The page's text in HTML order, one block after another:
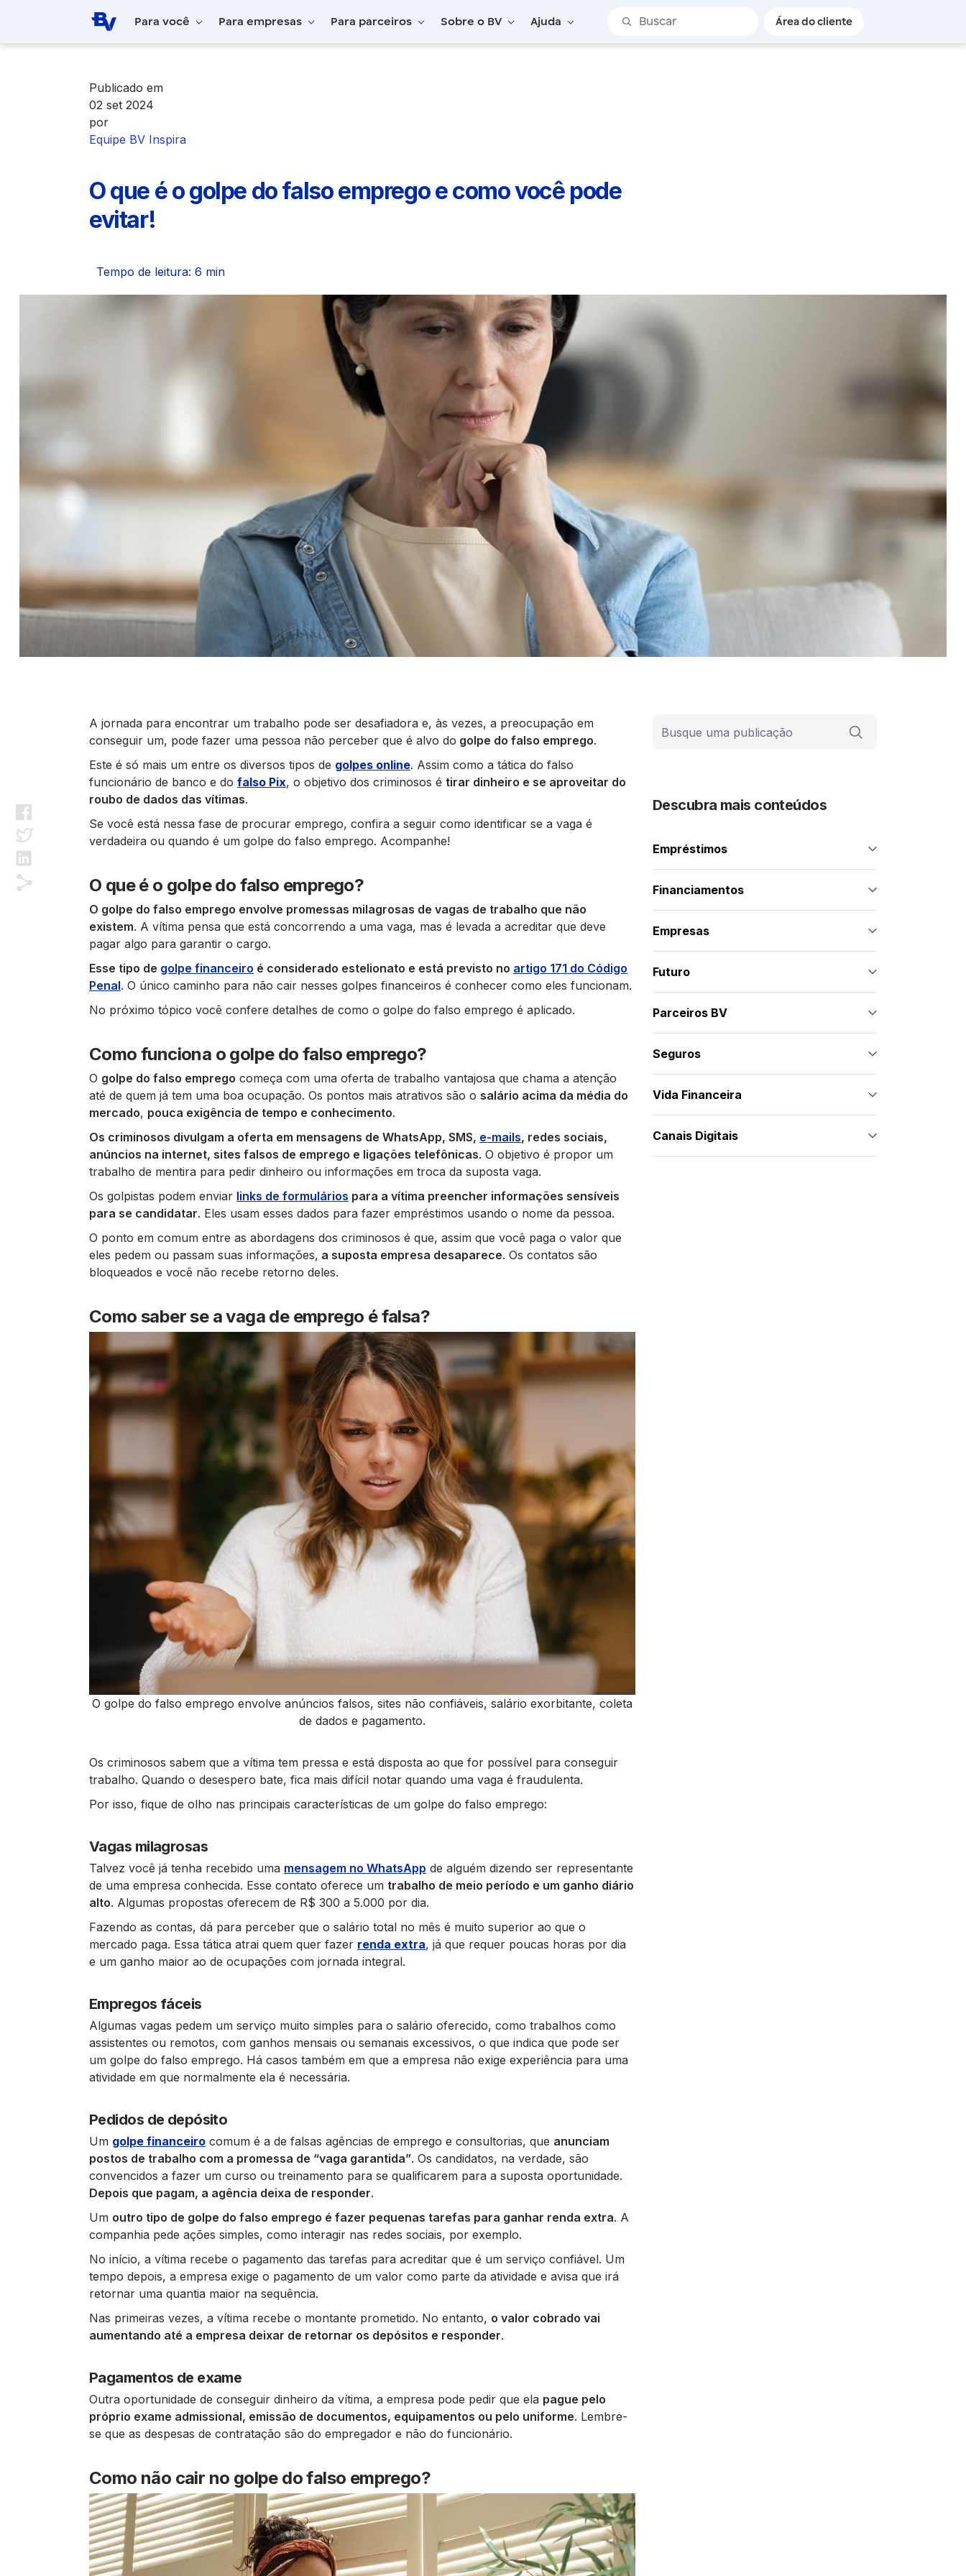
Pular para o Conteúdo principal
Para você Para empresas Para parceiros Sobre o BV Ajuda
Barra de busca
Área do cliente
Publicado em
02 set 2024
por
Equipe BV Inspira
O que é o golpe do falso emprego e como você pode
evitar!
Tempo de leitura: 6 min
A jornada para encontrar um trabalho pode ser desafiadora e, às vezes, a preocupação em
conseguir um, pode fazer uma pessoa não perceber que é alvo do golpe do falso emprego.
Este é só mais um entre os diversos tipos de golpes online. Assim como a tática do falso
funcionário de banco e do falso Pix, o objetivo dos criminosos é tirar dinheiro e se aproveitar do
roubo de dados das vítimas.
Se você está nessa fase de procurar emprego, confira a seguir como identificar se a vaga é
verdadeira ou quando é um golpe do falso emprego. Acompanhe!
O que é o golpe do falso emprego?
O golpe do falso emprego envolve promessas milagrosas de vagas de trabalho que não
existem. A vítima pensa que está concorrendo a uma vaga, mas é levada a acreditar que deve
pagar algo para garantir o cargo.
Esse tipo de golpe financeiro é considerado estelionato e está previsto no artigo 171 do Código
Penal. O único caminho para não cair nesses golpes financeiros é conhecer como eles funcionam.
No próximo tópico você confere detalhes de como o golpe do falso emprego é aplicado.
Como funciona o golpe do falso emprego?
O golpe do falso emprego começa com uma oferta de trabalho vantajosa que chama a atenção
até de quem já tem uma boa ocupação. Os pontos mais atrativos são o salário acima da média do
mercado, pouca exigência de tempo e conhecimento.
Os criminosos divulgam a oferta em mensagens de WhatsApp, SMS, e-mails, redes sociais,
anúncios na internet, sites falsos de emprego e ligações telefônicas. O objetivo é propor um
trabalho de mentira para pedir dinheiro ou informações em troca da suposta vaga.
Os golpistas podem enviar links de formulários para a vítima preencher informações sensíveis
para se candidatar. Eles usam esses dados para fazer empréstimos usando o nome da pessoa.
O ponto em comum entre as abordagens dos criminosos é que, assim que você paga o valor que
eles pedem ou passam suas informações, a suposta empresa desaparece. Os contatos são
bloqueados e você não recebe retorno deles.
Como saber se a vaga de emprego é falsa?
O golpe do falso emprego envolve anúncios falsos, sites não confiáveis, salário exorbitante, coleta
de dados e pagamento.
Os criminosos sabem que a vítima tem pressa e está disposta ao que for possível para conseguir
trabalho. Quando o desespero bate, fica mais difícil notar quando uma vaga é fraudulenta.
Por isso, fique de olho nas principais características de um golpe do falso emprego:
Vagas milagrosas
Talvez você já tenha recebido uma mensagem no WhatsApp de alguém dizendo ser representante
de uma empresa conhecida. Esse contato oferece um trabalho de meio período e um ganho diário
alto. Algumas propostas oferecem de R$ 300 a 5.000 por dia.
Fazendo as contas, dá para perceber que o salário total no mês é muito superior ao que o
mercado paga. Essa tática atrai quem quer fazer renda extra, já que requer poucas horas por dia
e um ganho maior ao de ocupações com jornada integral.
Empregos fáceis
Algumas vagas pedem um serviço muito simples para o salário oferecido, como trabalhos como
assistentes ou remotos, com ganhos mensais ou semanais excessivos, o que indica que pode ser
um golpe do falso emprego. Há casos também em que a empresa não exige experiência para uma
atividade em que normalmente ela é necessária.
Pedidos de depósito
Um golpe financeiro comum é a de falsas agências de emprego e consultorias, que anunciam
postos de trabalho com a promessa de “vaga garantida”. Os candidatos, na verdade, são
convencidos a fazer um curso ou treinamento para se qualificarem para a suposta oportunidade.
Depois que pagam, a agência deixa de responder.
Um outro tipo de golpe do falso emprego é fazer pequenas tarefas para ganhar renda extra. A
companhia pede ações simples, como interagir nas redes sociais, por exemplo.
No início, a vítima recebe o pagamento das tarefas para acreditar que é um serviço confiável. Um
tempo depois, a empresa exige o pagamento de um valor como parte da atividade e avisa que irá
retornar uma quantia maior na sequência.
Nas primeiras vezes, a vítima recebe o montante prometido. No entanto, o valor cobrado vai
aumentando até a empresa deixar de retornar os depósitos e responder.
Pagamentos de exame
Outra oportunidade de conseguir dinheiro da vítima, a empresa pode pedir que ela pague pelo
próprio exame admissional, emissão de documentos, equipamentos ou pelo uniforme. Lembre-
se que as despesas de contratação são do empregador e não do funcionário.
Como não cair no golpe do falso emprego?
Descubra mais conteúdos
Empréstimos
Financiamentos
Empresas
Futuro
Parceiros BV
Seguros
Vida Financeira
Canais Digitais